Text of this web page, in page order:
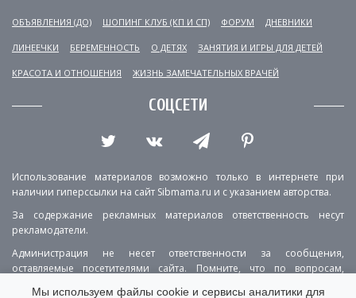
ОБЪЯВЛЕНИЯ (ДО) ШОПИНГ КЛУБ (КП И СП) ФОРУМ ДНЕВНИКИ
ЛИНЕЕЧКИ БЕРЕМЕННОСТЬ О ДЕТЯХ ЗАНЯТИЯ И ИГРЫ ДЛЯ ДЕТЕЙ
КРАСОТА И ОТНОШЕНИЯ ЖИЗНЬ ЗАМЕЧАТЕЛЬНЫХ ВРАЧЕЙ
СОЦСЕТИ
Использование материалов возможно только в интернете при
наличии гиперссылки на сайт Sibmama.ru и с указанием авторства.
За содержание рекламных материалов ответственность несут
рекламодатели.
Администрация не несет ответственности за сообщения,
оставляемые посетителями сайта. Помните, что по вопросам,
Мы используем файлы cookie и сервисы аналитики для